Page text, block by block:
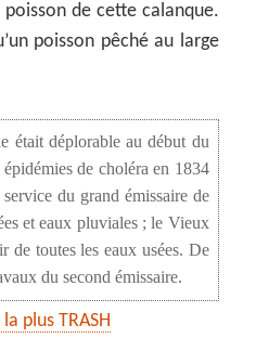
de cette calanque.
poisson pêché au large
était déplorable au début du
de choléra en 1834
du grand émissaire de
et eaux pluviales ; le Vieux
de toutes les eaux usées. De
du second émissaire.
plus TRASH